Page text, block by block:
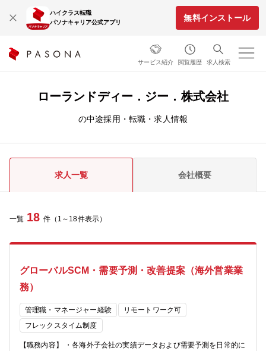
ハイクラス転職
パソナキャリア公式アプリ
無料インストール
サービス紹介 閲覧履歴 求人検索
ローランドディー．ジー．株式会社
の中途採用・転職・求人情報
求人一覧 会社概要
一覧 18 件（1～18件表示）
グローバルSCM・需要予測・改善提案（海外営業業
務）
管理職・マネージャー経験
リモートワーク可
フレックスタイム制度
【職務内容】 ・各海外子会社の実績データおよび需要予測を日常的に